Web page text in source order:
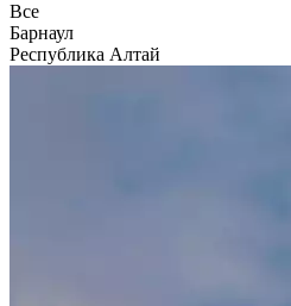
Все
Барнаул
Республика Алтай